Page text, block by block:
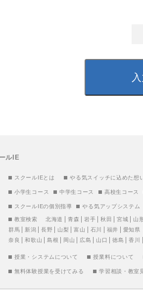
ルIE
スクールIEとは やる気スイッチに込めた想
小学生コース 中学生コース 高校生コース
スクールIEの個別指導 やる気アップシステム
教室検索 北海道 青森 岩手 秋田 宮城 山
群馬
新潟 長野 山梨 富山 石川 福井 愛知県
奈良
和歌山 島根 岡山 広島 山口 徳島 香川
授業・システムについて 授業料について
無料体験授業を受けてみる 学習相談・教室